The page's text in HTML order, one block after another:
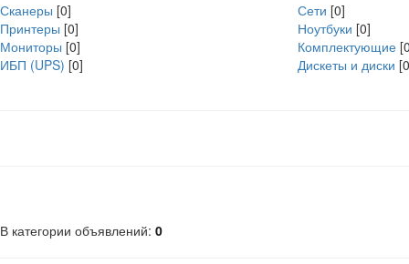
Сканеры [0] Сети [0]
Принтеры [0] Ноутбуки [0]
Мониторы [0] Комплектующие
ИБП (UPS) [0] Дискеты и диски
В категории объявлений: 0